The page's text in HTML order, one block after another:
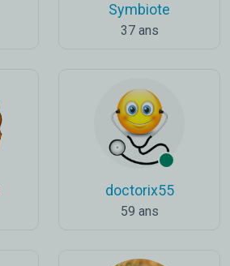
Symbiote
37 ans
doctorix55
59 ans